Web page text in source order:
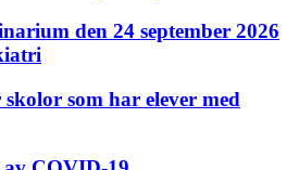
den 24 september 2026
som har elever med